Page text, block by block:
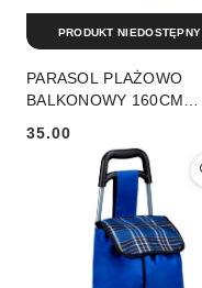
PARASOL PLAŻOWO
BALKONOWY 160CM
35.00
PRODUKT NIEDOSTĘPNY